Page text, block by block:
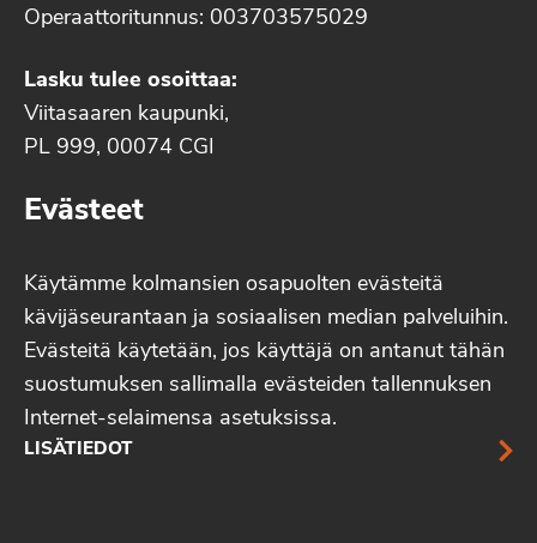
Operaattoritunnus: 003703575029
Lasku tulee osoittaa:
Viitasaaren kaupunki,
PL 999, 00074 CGI
Evästeet
Käytämme kolmansien osapuolten evästeitä
kävijäseurantaan ja sosiaalisen median palveluihin.
Evästeitä käytetään, jos käyttäjä on antanut tähän
suostumuksen sallimalla evästeiden tallennuksen
Internet-selaimensa asetuksissa.
LISÄTIEDOT